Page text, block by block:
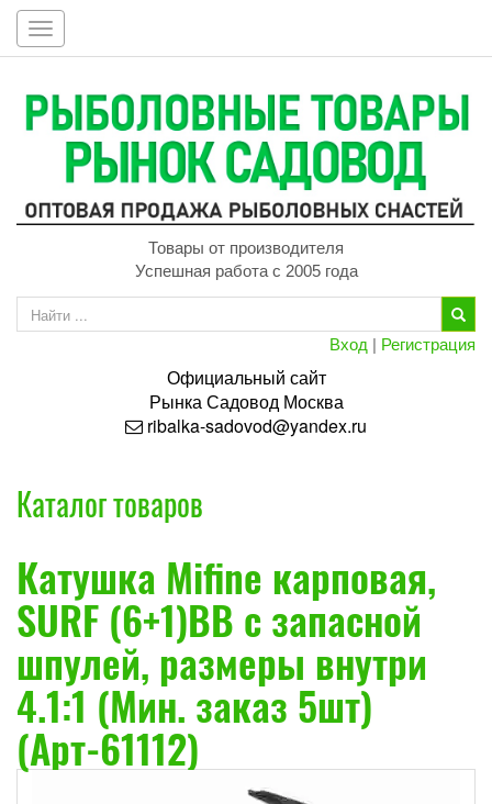
Toggle
navigation
Товары от производителя
Успешная работа с 2005 года
Вход | Регистрация
Официальный сайт
РынкаСадовод Москва
ribalka-sadovod@yandex.ru
Каталог товаров
Катушка Mifine карповая,
SURF (6+1)BB с запасной
шпулей, размеры внутри
4.1:1 (Мин. заказ 5шт)
(Арт-61112)